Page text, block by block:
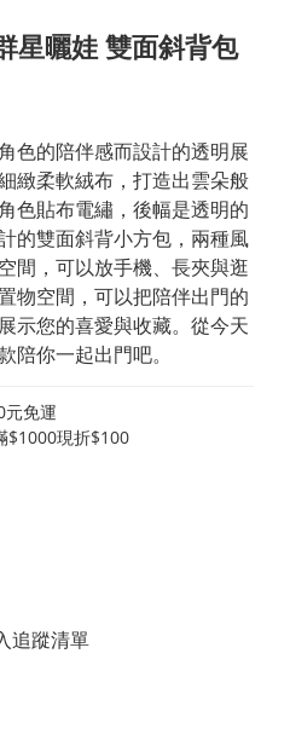
星曬娃 雙面斜背包
色的陪伴感而設計的透明展
緻柔軟絨布，打造出雲朵般
色貼布電繡，後幅是透明的
的雙面斜背小方包，兩種風
間，可以放手機、長夾與逛
物空間，可以把陪伴出門的
示您的喜愛與收藏。從今天
陪你一起出門吧。
元免運
$1000現折$100
追蹤清單